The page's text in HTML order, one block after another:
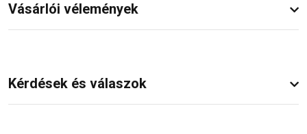
Vásárlói vélemények
Kérdések és válaszok